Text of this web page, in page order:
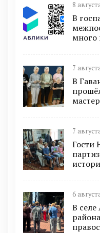
8
В
много
7
В
7
Гости
6
В